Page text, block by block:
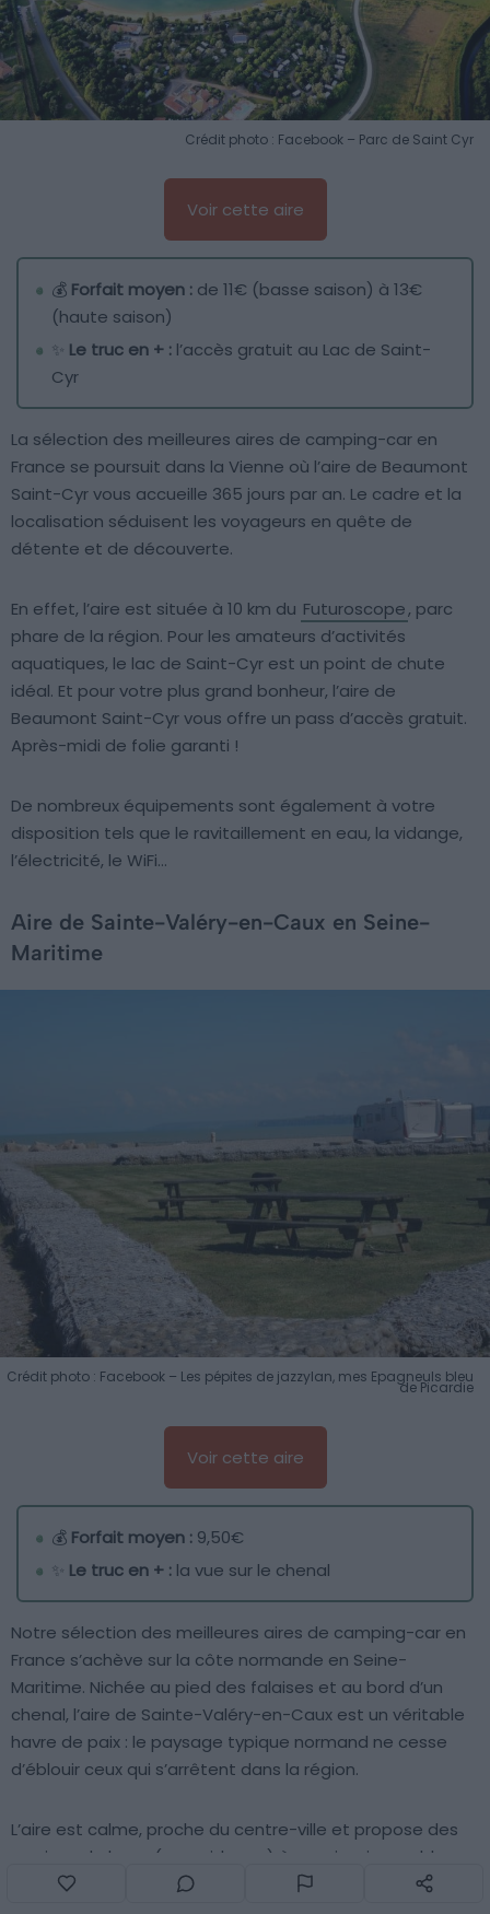
Crédit photo : Facebook – Parc de Saint Cyr
Voir cette aire
💰 Forfait moyen : de 11€ (basse saison) à 13€
(haute saison)
✨ Le truc en + : l’accès gratuit au Lac de Saint-
Cyr
La sélection des meilleures aires de camping-car en
France se poursuit dans la Vienne où l’aire de Beaumont
Saint-Cyr vous accueille 365 jours par an. Le cadre et la
localisation séduisent les voyageurs en quête de
détente et de découverte.
En effet, l’aire est située à 10 km du Futuroscope, parc
phare de la région. Pour les amateurs d’activités
aquatiques, le lac de Saint-Cyr est un point de chute
idéal. Et pour votre plus grand bonheur, l’aire de
Beaumont Saint-Cyr vous offre un pass d’accès gratuit.
Après-midi de folie garanti !
De nombreux équipements sont également à votre
disposition tels que le ravitaillement en eau, la vidange,
l’électricité, le WiFi…
Aire de Sainte-Valéry-en-Caux en Seine-
Maritime
Crédit photo : Facebook – Les pépites de jazzylan, mes Epagneuls bleu
de Picardie
Voir cette aire
💰 Forfait moyen : 9,50€
✨ Le truc en + : la vue sur le chenal
Notre sélection des meilleures aires de camping-car en
France s’achève sur la côte normande en Seine-
Maritime. Nichée au pied des falaises et au bord d’un
chenal, l’aire de Sainte-Valéry-en-Caux est un véritable
havre de paix : le paysage typique normand ne cesse
d’éblouir ceux qui s’arrêtent dans la région.
L’aire est calme, proche du centre-ville et propose des
services de base (eau, vidange) à un prix raisonnable.
C’est donc un compromis parfait pour des vacances